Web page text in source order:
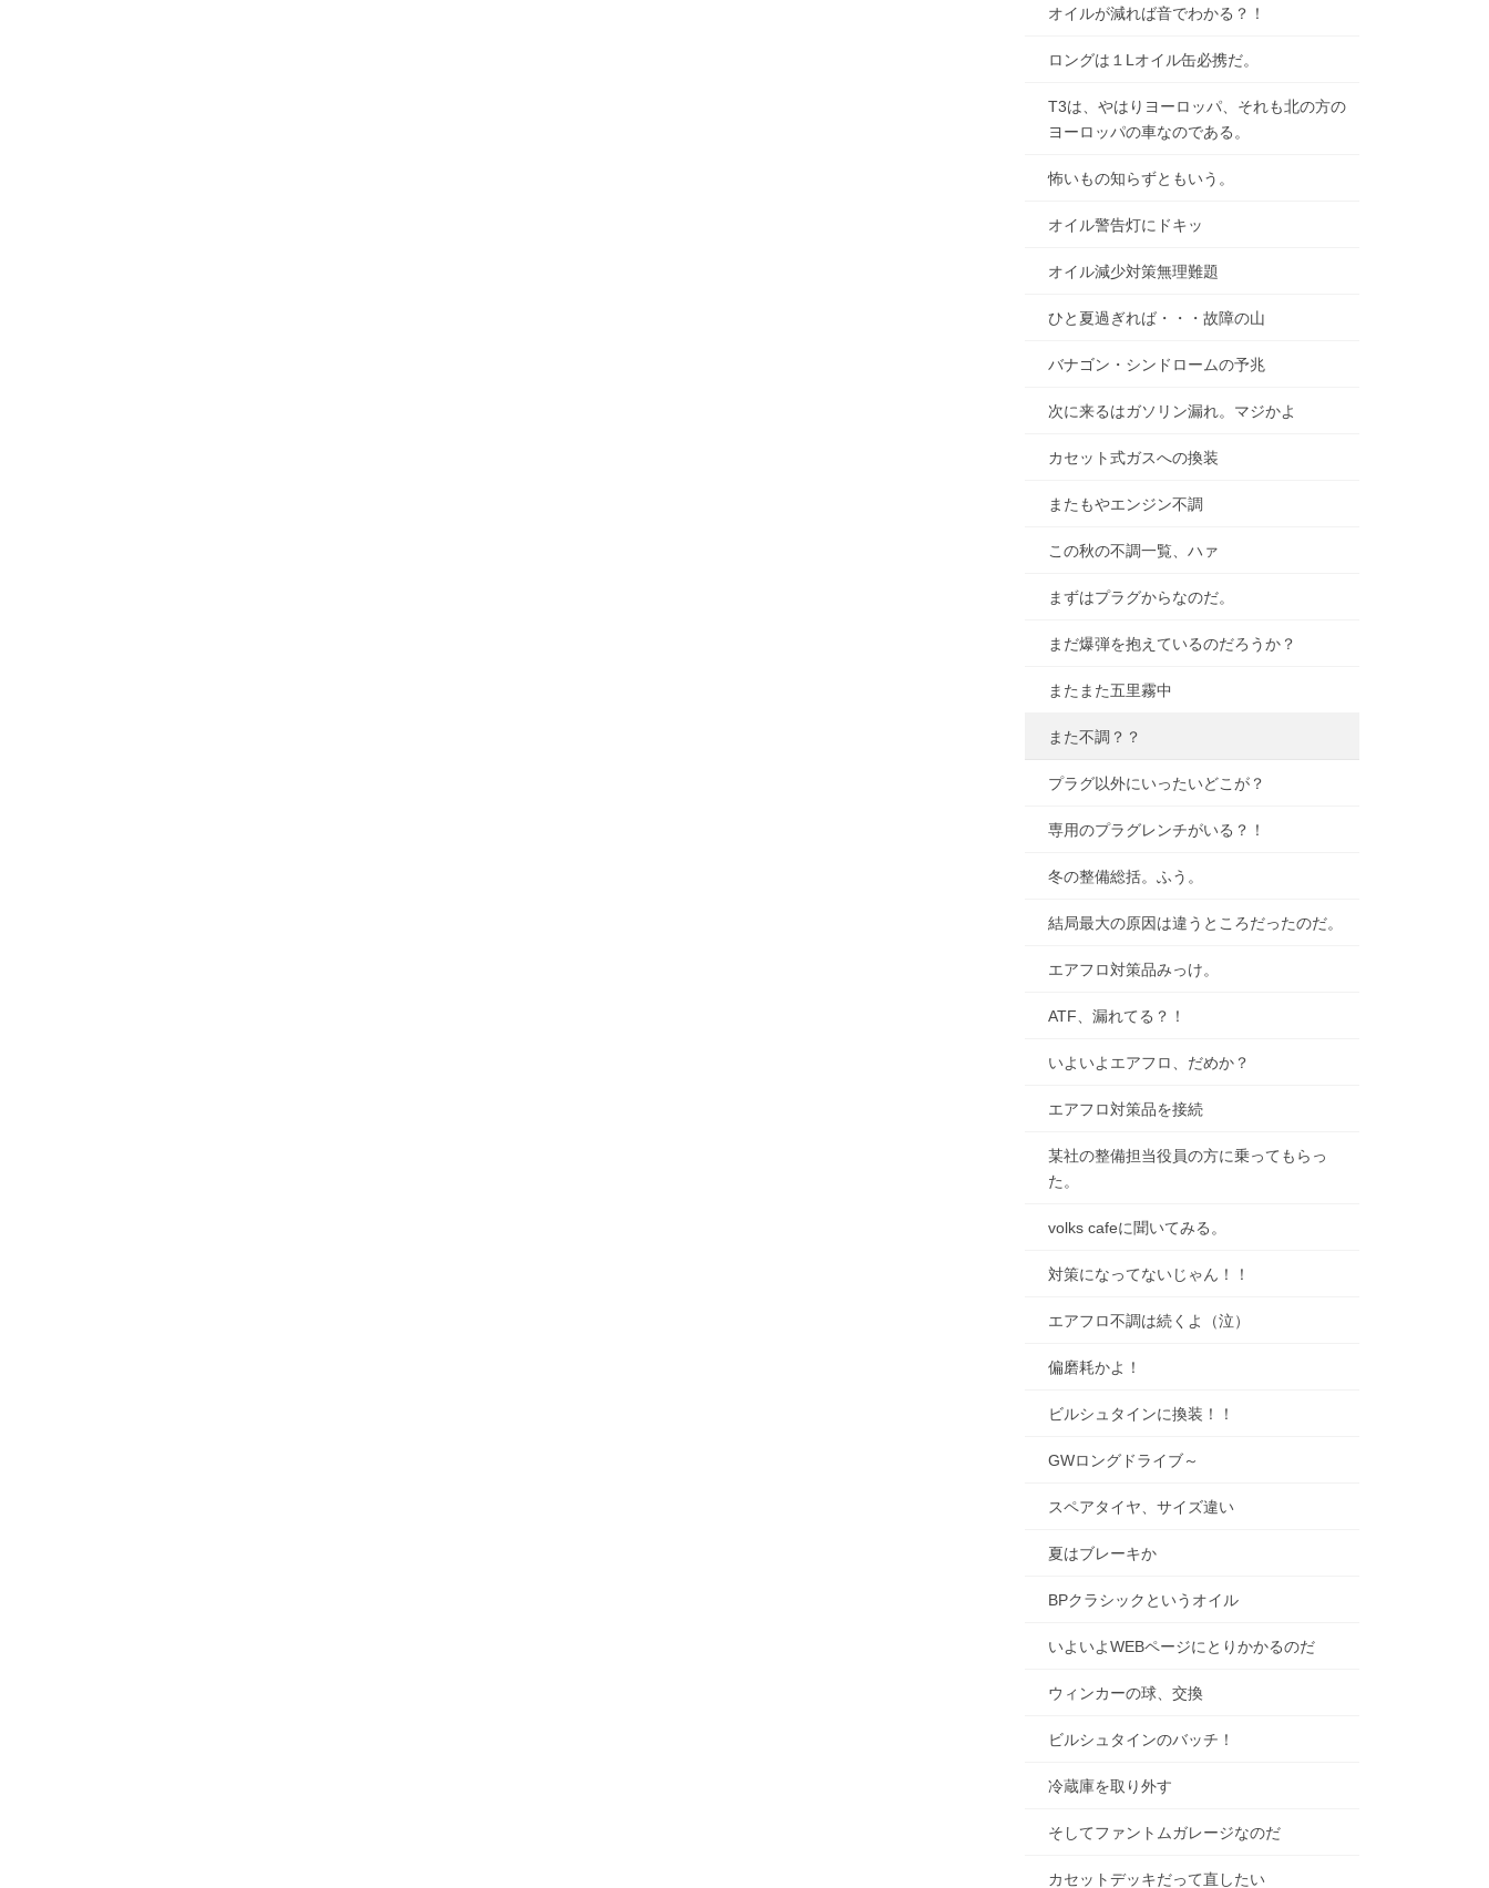
オイルが減れば音でわかる？！
ロングは１Lオイル缶必携だ。
T3は、やはりヨーロッパ、それも北の方の
ヨーロッパの車なのである。
怖いもの知らずともいう。
オイル警告灯にドキッ
オイル減少対策無理難題
ひと夏過ぎれば・・・故障の山
バナゴン・シンドロームの予兆
次に来るはガソリン漏れ。マジかよ
カセット式ガスへの換装
またもやエンジン不調
この秋の不調一覧、ハァ
まずはプラグからなのだ。
まだ爆弾を抱えているのだろうか？
またまた五里霧中
また不調？？
プラグ以外にいったいどこが？
専用のプラグレンチがいる？！
冬の整備総括。ふう。
結局最大の原因は違うところだったのだ。
エアフロ対策品みっけ。
ATF、漏れてる？！
いよいよエアフロ、だめか？
エアフロ対策品を接続
某社の整備担当役員の方に乗ってもらっ
た。
volks cafeに聞いてみる。
対策になってないじゃん！！
エアフロ不調は続くよ（泣）
偏磨耗かよ！
ビルシュタインに換装！！
GWロングドライブ～
スペアタイヤ、サイズ違い
夏はブレーキか
BPクラシックというオイル
いよいよWEBページにとりかかるのだ
ウィンカーの球、交換
ビルシュタインのバッチ！
冷蔵庫を取り外す
そしてファントムガレージなのだ
カセットデッキだって直したい